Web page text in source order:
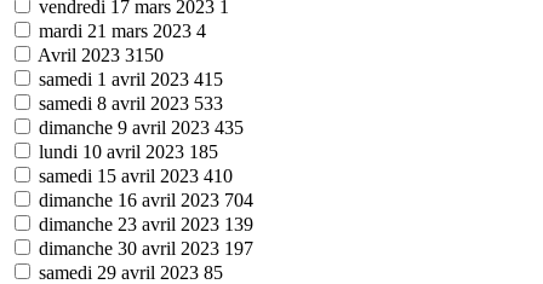
vendredi 17 mars 2023 1
mardi 21 mars 2023 4
Avril 2023 3150
samedi 1 avril 2023 415
samedi 8 avril 2023 533
dimanche 9 avril 2023 435
lundi 10 avril 2023 185
samedi 15 avril 2023 410
dimanche 16 avril 2023 704
dimanche 23 avril 2023 139
dimanche 30 avril 2023 197
samedi 29 avril 2023 85